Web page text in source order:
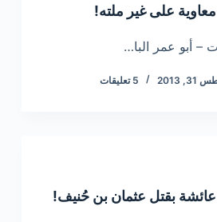
معاوية على غير ملته!
– أبو عمر البا…
2013 5 تعليقات
عائشة بقتل عثمان بن حُنيف!